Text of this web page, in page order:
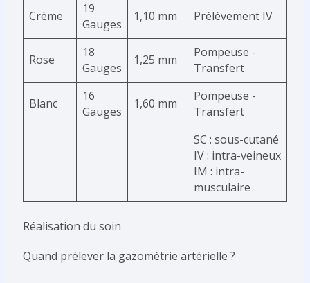
Crème
19
Gauges
1,10 mm Prélèvement IV
Rose
18
Gauges
1,25 mm
Pompeuse -
Transfert
Blanc
16
Gauges
1,60 mm
Pompeuse -
Transfert
SC : sous-cutané
IV : intra-veineux
IM : intra-
musculaire
Réalisation du soin
Quand prélever la gazométrie artérielle ?